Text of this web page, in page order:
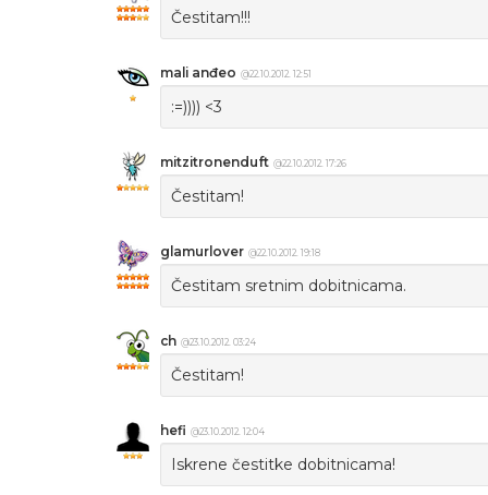
Čestitam!!!
mali anđeo @22.10.2012. 12:51
:=)))) <3
mitzitronenduft @22.10.2012. 17:26
Čestitam!
glamurlover @22.10.2012. 19:18
Čestitam sretnim dobitnicama.
ch @23.10.2012. 03:24
Čestitam!
hefi @23.10.2012. 12:04
Iskrene čestitke dobitnicama!